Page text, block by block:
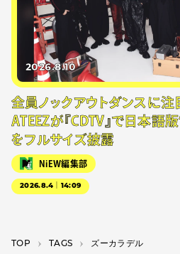
2026.8.10
全員ノックアウトダンスに注
ATEEZが『CDTV』で日本語
をフルサイズ披露
NiEW編集部
2026.8.4｜14:09
TOP T­A­G­S ズーカラデル